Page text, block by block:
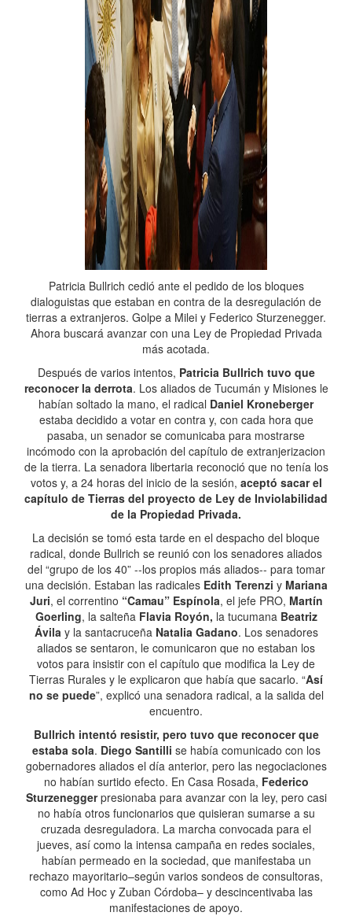
Patricia Bullrich cedió ante el pedido de los bloques
dialoguistas que estaban en contra de la desregulación de
tierras a extranjeros. Golpe a Milei y Federico Sturzenegger.
Ahora buscará avanzar con una Ley de Propiedad Privada
más acotada.
Después de varios intentos, Patricia Bullrich tuvo que
reconocer la derrota. Los aliados de Tucumán y Misiones le
habían soltado la mano, el radical Daniel Kroneberger
estaba decidido a votar en contra y, con cada hora que
pasaba, un senador se comunicaba para mostrarse
incómodo con la aprobación del capítulo de extranjerizacion
de la tierra. La senadora libertaria reconoció que no tenía los
votos y, a 24 horas del inicio de la sesión, aceptó sacar el
capítulo de Tierras del proyecto de Ley de Inviolabilidad
de la Propiedad Privada.
La decisión se tomó esta tarde en el despacho del bloque
radical, donde Bullrich se reunió con los senadores aliados
del “grupo de los 40” --los propios más aliados-- para tomar
una decisión. Estaban las radicales Edith Terenzi y Mariana
Juri, el correntino “Camau” Espínola, el jefe PRO, Martín
Goerling, la salteña Flavia Royón, la tucumana Beatriz
Ávilay la santacruceñaNatalia Gadano. Los senadores
aliados se sentaron, le comunicaron que no estaban los
votos para insistir con el capítulo que modifica la Ley de
Tierras Rurales y le explicaron que había que sacarlo. “Así
no se puede”, explicó una senadora radical, a la salida del
encuentro.
Bullrich intentó resistir, pero tuvo que reconocer que
estaba sola. Diego Santilli se había comunicado con los
gobernadores aliados el día anterior, pero las negociaciones
no habían surtido efecto. En Casa Rosada, Federico
Sturzeneggerpresionaba para avanzar con la ley, pero casi
no había otros funcionarios que quisieran sumarse a su
cruzada desreguladora. La marcha convocada para el
jueves, así como la intensa campaña en redes sociales,
habían permeado en la sociedad, que manifestaba un
rechazo mayoritario–según varios sondeos de consultoras,
como Ad Hoc y Zuban Córdoba– y descincentivaba las
manifestaciones de apoyo.